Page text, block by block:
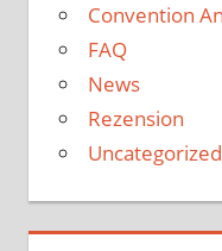
Convention
FAQ
News
Rezension
Uncategorized